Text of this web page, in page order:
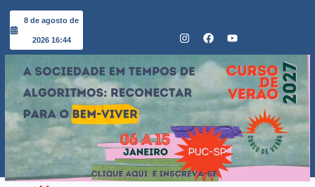
8 de agosto de
2026 16:44